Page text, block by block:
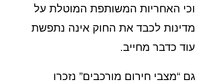
וכי האחריות המשותפת המוטלת על
מדינות לכבד את החוק אינה נתפשת
עוד כדבר מחייב.
גם “מצבי חירום מורכבים” נזכרו